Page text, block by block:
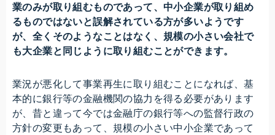
業のみが取り組むものであって、中小企業が取り組め
るものではないと誤解されている方が多いようです
が、全くそのようなことはなく、規模の小さい会社で
も大企業と同じように取り組むことができます。
業況が悪化して事業再生に取り組むことになれば、基
本的に銀行等の金融機関の協力を得る必要があります
が、昔と違って今では金融庁の銀行等への監督行政の
方針の変更もあって、規模の小さい中小企業であって